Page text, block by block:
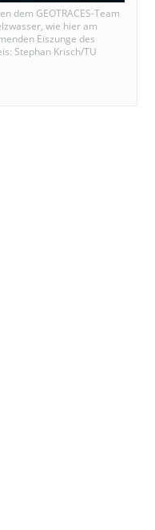
dem GEOTRACES-Team
wie hier am
Eiszunge des
Stephan Krisch/TU